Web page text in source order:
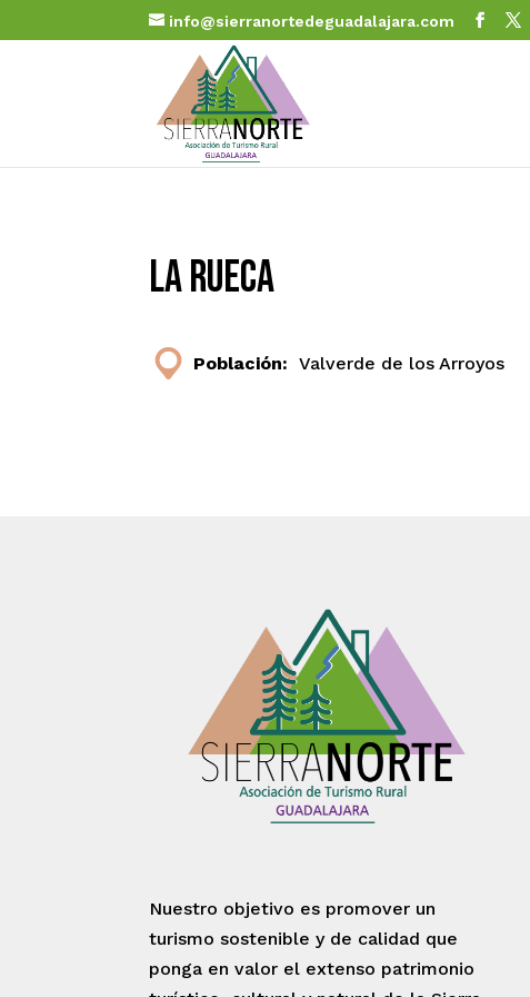
info@sierranortedeguadalajara.com
La Rueca
Población: Valverde de los Arroyos
Nuestro objetivo es promover un
turismo sostenible y de calidad que
ponga en valor el extenso patrimonio